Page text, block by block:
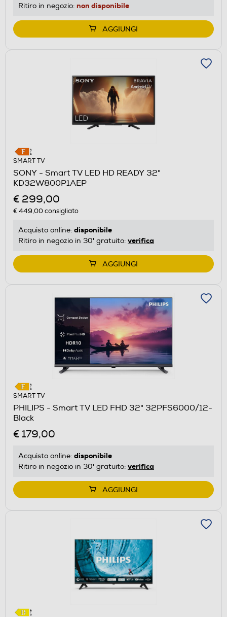
Ritiro in negozio: non disponibile
AGGIUNGI
SMART TV
SONY - Smart TV LED HD READY 32"
KD32W800P1AEP
€ 299,00
€ 449,00consigliato
Acquisto online: disponibile
Ritiro in negozio in 30' gratuito: verifica
AGGIUNGI
SMART TV
PHILIPS - Smart TV LED FHD 32" 32PFS6000/12-
Black
€ 179,00
Acquisto online: disponibile
Ritiro in negozio in 30' gratuito: verifica
AGGIUNGI